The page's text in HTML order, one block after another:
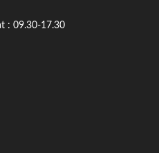
: 09.30-17.30